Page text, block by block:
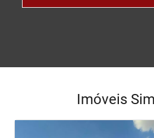
Imóveis